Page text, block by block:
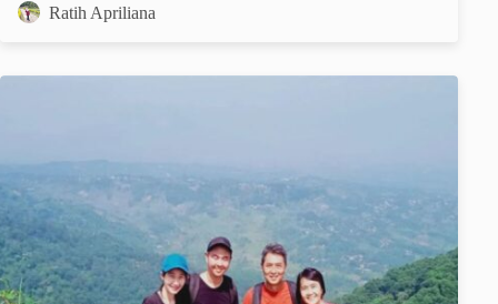
Ratih Apriliana